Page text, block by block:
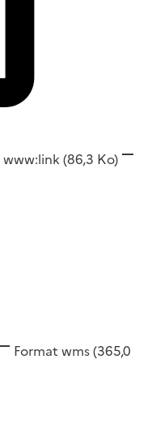
www:link (86,3 Ko)
Format wms(365,0